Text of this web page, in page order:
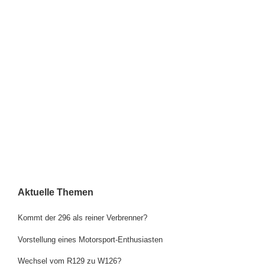
Aktuelle Themen
Kommt der 296 als reiner Verbrenner?
Vorstellung eines Motorsport-Enthusiasten
Wechsel vom R129 zu W126?